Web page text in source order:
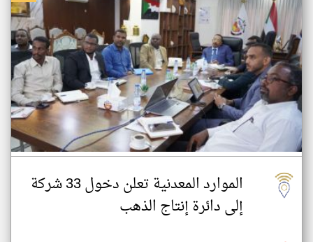
الموارد المعدنية تعلن دخول 33 شركة
إلى دائرة إنتاج الذهب